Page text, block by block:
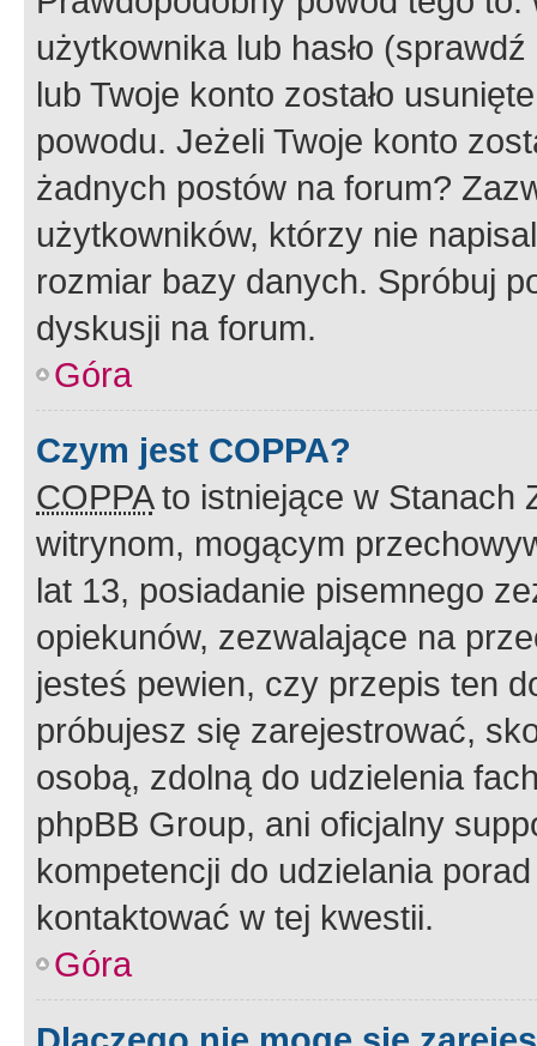
użytkownika lub hasło
lub Twoje konto zostało
powodu. Jeżeli Twoje konto
żadnych postów na forum?
użytkowników, którzy nie
rozmiar bazy danych. Spróbuj
dyskusji na forum.
Góra
Czym jest COPPA?
COPPAto istniejące w Stanach
witrynom, mogącym
lat 13, posiadanie pisemnego
opiekunów, zezwalające na
jesteś pewien, czy przepis ten
próbujesz się zarejestrować,
osobą, zdolną do udzielenia
phpBB Group, ani oficjalny
kompetencji do udzielania
kontaktować w tej kwestii.
Góra